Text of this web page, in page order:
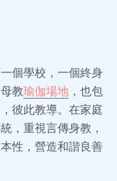
個學校，一個終身
教瑜伽場地 ，也包
彼此教導。在家庭
，重視言傳身教，
性，營造和諧良善